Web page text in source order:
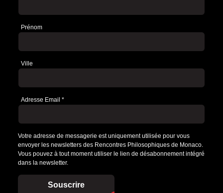
Prénom
Ville
Adresse Email *
Votre adresse de messagerie est uniquement utilisée pour vous
envoyer les newsletters des Rencontres Philosophiques de Monaco.
Vous pouvez à tout moment utiliser le lien de désabonnement intégré
dans la newsletter.
Souscrire